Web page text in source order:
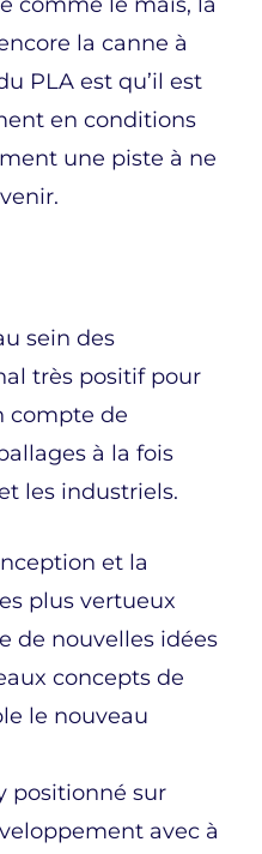
la canne à
PLA est qu’il est
en conditions
une piste à ne
sein des
très positif pour
compte de
à la fois
les industriels.
et la
plus vertueux
de nouvelles idées
concepts de
le nouveau
positionné sur
avec à